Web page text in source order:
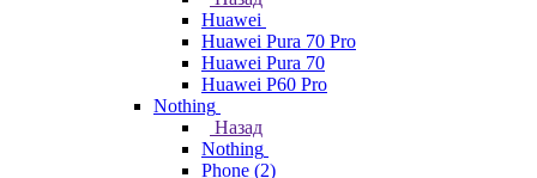
Huawei
Huawei Pura 70 Pro
Huawei Pura 70
Huawei P60 Pro
Nothing
Назад
Nothing
Phone (2)